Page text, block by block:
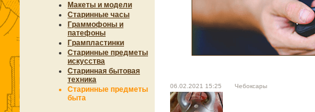
Макеты и модели
Старинные часы
Граммофоны и
патефоны
Грампластинки
Старинные предметы
искусства
Старинная бытовая
техника
Старинные предметы
быта
06.02.2021 15:25 Чебоксары